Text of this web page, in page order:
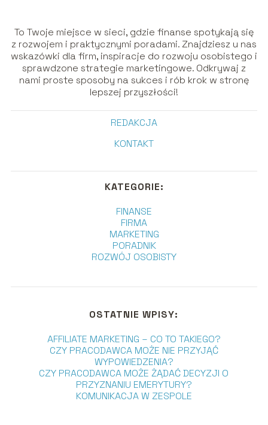
To Twoje miejsce w sieci, gdzie finanse spotykają się
z rozwojem i praktycznymi poradami. Znajdziesz u nas
wskazówki dla firm, inspiracje do rozwoju osobistego i
sprawdzone strategie marketingowe. Odkrywaj z
nami proste sposoby na sukces i rób krok w stronę
lepszej przyszłości!
REDAKCJA
KONTAKT
KATEGORIE:
FINANSE
FIRMA
MARKETING
PORADNIK
ROZWÓJ OSOBISTY
OSTATNIE WPISY:
AFFILIATE MARKETING – CO TO TAKIEGO?
CZY PRACODAWCA MOŻE NIE PRZYJĄĆ
WYPOWIEDZENIA?
CZY PRACODAWCA MOŻE ŻĄDAĆ DECYZJI O
PRZYZNANIU EMERYTURY?
KOMUNIKACJA W ZESPOLE